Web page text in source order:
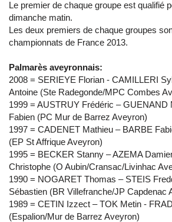
Le premier de chaque groupe est qualifié
dimanche matin.
Les deux premiers de chaque groupes
championnats de France 2013.
Palmarès aveyronnais:
2008 = SERIEYE Florian - CAMILLERI
Antoine (Ste Radegonde/MPC Combes
1999 = AUSTRUY Frédéric – GUENAND
Fabien (PC Mur de Barrez Aveyron)
1997 = CADENET Mathieu – BARBE
(EP St Affrique Aveyron)
1995 = BECKER Stanny – AZEMA
Christophe (O Aubin/Cransac/Livinhac
1990 = NOGARET Thomas – STEIS
Sébastien (BR Villefranche/JP Capdenac
1989 = CETIN Izzect – TOK Metin -
(Espalion/Mur de Barrez Aveyron)